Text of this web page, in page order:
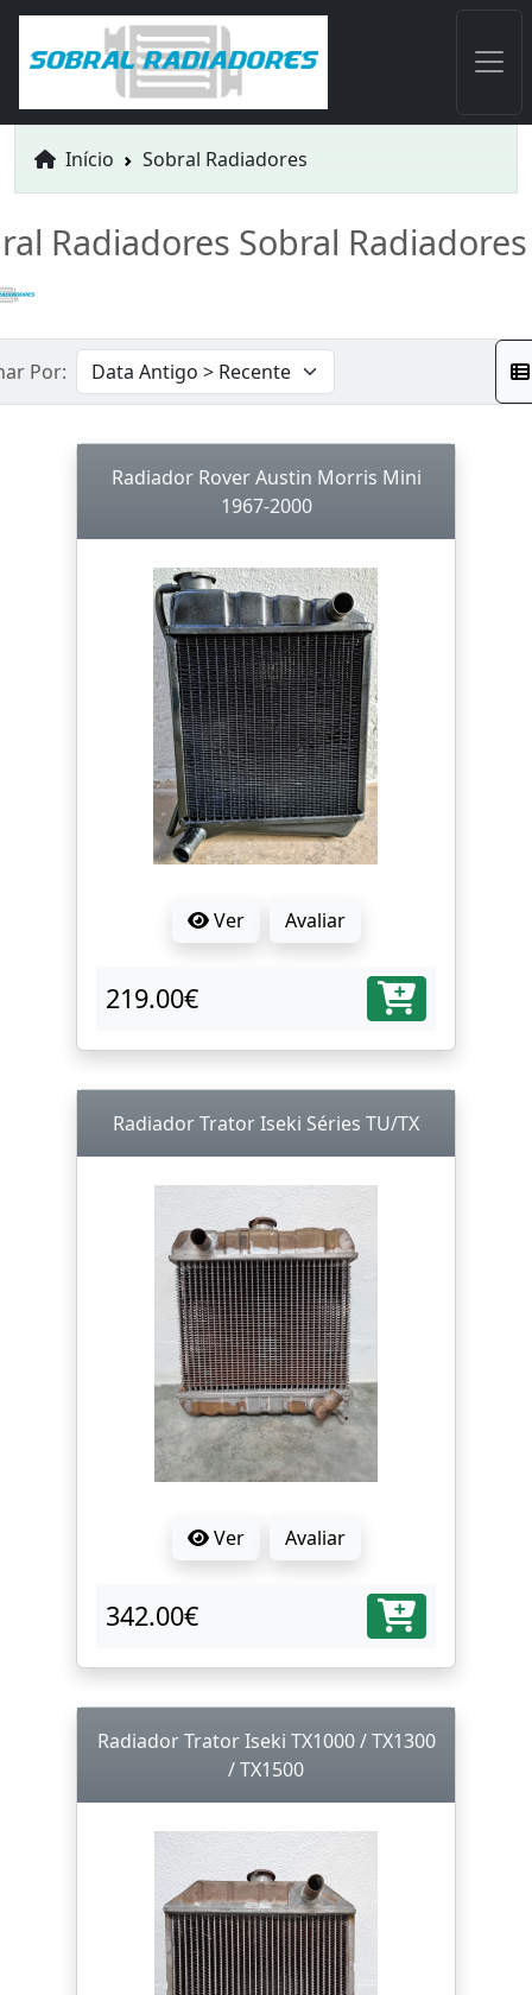
Início Sobral Radiadores
Radiadores Sobral Radiadores
Por:
Radiador Rover Austin Morris Mini
1967-2000
Ver Avaliar
219.00€
Radiador Trator Iseki Séries TU/TX
Ver Avaliar
342.00€
Radiador Trator Iseki TX1000 / TX1300
/ TX1500